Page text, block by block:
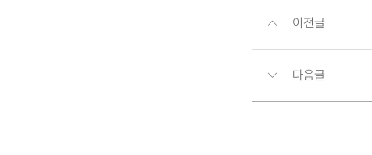
이전글
다음글